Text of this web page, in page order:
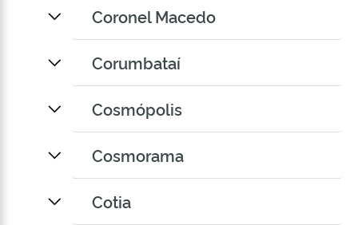
Coronel Macedo
Corumbataí
Cosmópolis
Cosmorama
Cotia